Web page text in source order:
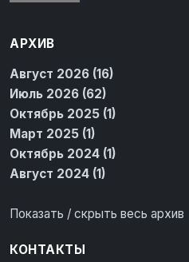
АРХИВ
Август 2026 (16)
Июль 2026 (62)
Октябрь 2025 (1)
Март 2025 (1)
Октябрь 2024 (1)
Август 2024 (1)
Показать / скрыть весь архив
КОНТАКТЫ